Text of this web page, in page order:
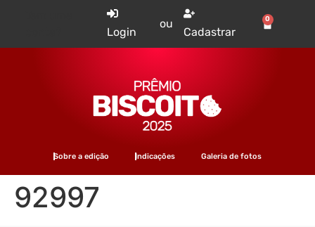
Login
ou
Cadastrar
0
Sobre a edição Indicações Galeria de fotos
92997